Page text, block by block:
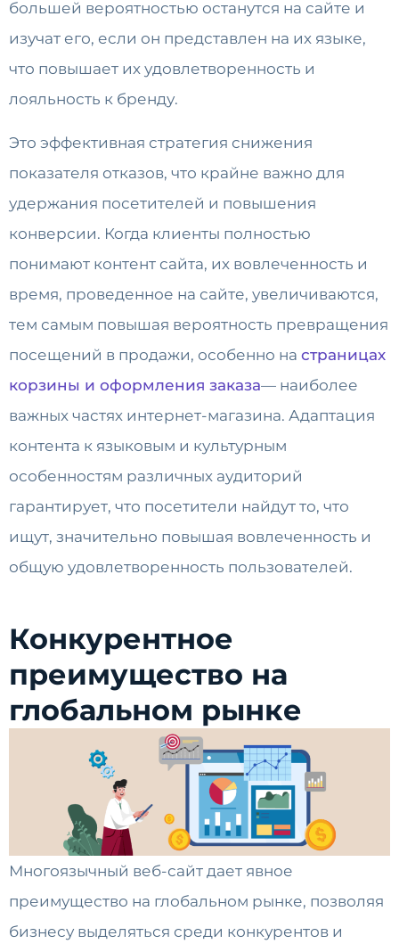
большей вероятностью останутся на сайте и
изучат его, если он представлен на их языке,
что повышает их удовлетворенность и
лояльность к бренду.
Это эффективная стратегия снижения
показателя отказов, что крайне важно для
удержания посетителей и повышения
конверсии. Когда клиенты полностью
понимают контент сайта, их вовлеченность и
время, проведенное на сайте, увеличиваются,
тем самым повышая вероятность превращения
посещений в продажи, особенно на страницах
корзины и оформления заказа— наиболее
важных частях интернет-магазина. Адаптация
контента к языковым и культурным
особенностям различных аудиторий
гарантирует, что посетители найдут то, что
ищут, значительно повышая вовлеченность и
общую удовлетворенность пользователей.
Конкурентное
преимущество на
глобальном рынке
Многоязычный веб-сайт дает явное
преимущество на глобальном рынке, позволяя
бизнесу выделяться среди конкурентов и